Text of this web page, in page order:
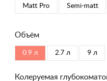
Matt Pro Semi-matt
Объём
0.9 л 2.7 л 9 л
Колеруемая